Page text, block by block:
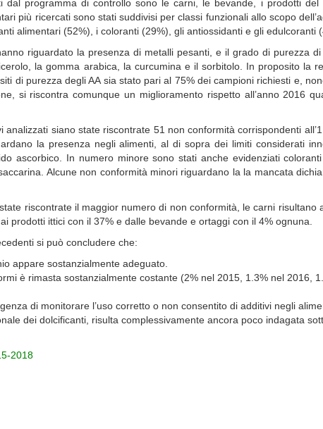
dal programma di controllo sono le carni, le bevande, i prodotti del
più ricercati sono stati suddivisi per classi funzionali allo scopo
alimentari (52%), i coloranti (29%), gli antiossidanti e gli edulcoranti
riguardato la presenza di metalli pesanti, e il grado di purezza di
la gomma arabica, la curcumina e il sorbitolo. In proposito la
di purezza degli AA sia stato pari al 75% dei campioni richiesti e,
si riscontra comunque un miglioramento rispetto all’anno 2016
siano state riscontrate 51 non conformità corrispondenti
la presenza negli alimenti, al di sopra dei limiti considerati
ascorbico. In numero minore sono stati anche evidenziati
Alcune non conformità minori riguardano la la mancata
state riscontrate il maggior numero di non conformità, le carni risultano
prodotti ittici con il 37% e dalle bevande e ortaggi con il 4% ognuna.
si può concludere che:
appare sostanzialmente adeguato.
è rimasta sostanzialmente costante (2% nel 2015, 1.3% nel 2016,
di monitorare l’uso corretto o non consentito di additivi negli
dei dolcificanti, risulta complessivamente ancora poco indagata
2018